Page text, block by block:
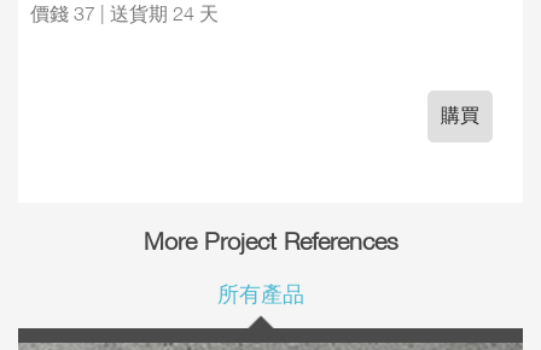
價錢 37 | 送貨期 24 天
購買
More Project References
所有產品